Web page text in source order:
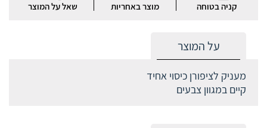
קניה בטוחה מוצר באחריות שאל על המוצר
על המוצר
מעניק לציפורן כיסוי אחיד
קיים במגוון צבעים